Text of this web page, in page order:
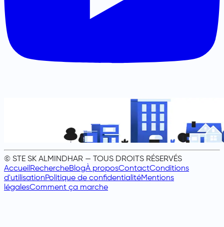
© STE SK ALMINDHAR — TOUS DROITS RÉSERVÉS
Accueil RechercheBlogÀ proposContactConditions
d'utilisationPolitique de confidentialitéMentions
légalesComment ça marche